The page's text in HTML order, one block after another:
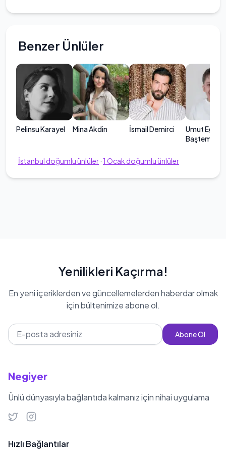
Benzer Ünlüler
Pelinsu Karayel Mina Akdin İsmail Demirci
Umut Ege
Baştemur
İstanbul doğumlu ünlüler· 1 Ocak doğumlu ünlüler
Yenilikleri Kaçırma!
En yeni içeriklerden ve güncellemelerden haberdar olmak
için bültenimize abone ol.
Abone Ol
Negiyer
Ünlü dünyasıyla bağlantıda kalmanız için nihai uygulama
Hızlı Bağlantılar